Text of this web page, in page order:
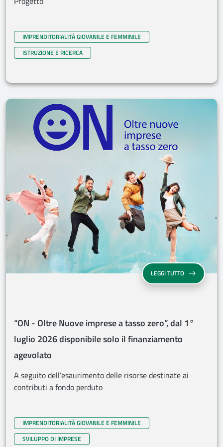
IMPRENDITORIALITÀ GIOVANILE E FEMMINILE
ISTRUZIONE E RICERCA
LEGGI TUTTO“ON - OLTRE
“ON - Oltre Nuove imprese a tasso zero”, dal 1°
luglio 2026 disponibile solo il finanziamento
agevolato
A seguito dell’esaurimento delle risorse destinate ai
contributi a fondo perduto
IMPRENDITORIALITÀ GIOVANILE E FEMMINILE
SVILUPPO DI IMPRESE